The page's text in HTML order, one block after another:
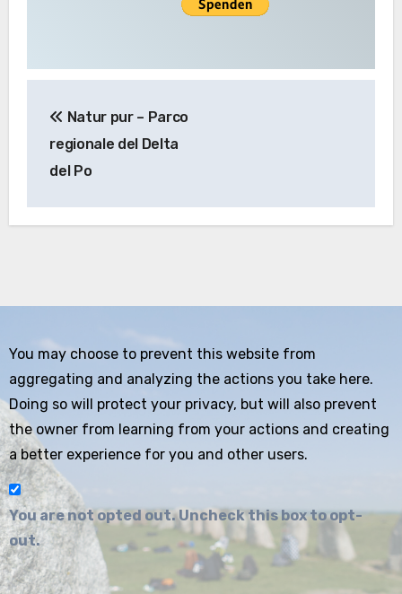
Natur pur – Parco
regionale del Delta
del Po
You may choose to prevent this website from
aggregating and analyzing the actions you take here.
Doing so will protect your privacy, but will also prevent
the owner from learning from your actions and creating
a better experience for you and other users.
You are not opted out. Uncheck this box to opt-
out.